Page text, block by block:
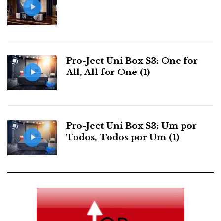
‘A par dos testes quantitativos, foram realizados
extensos testes de audição subjetiva por profissionais
músicos e outros especialistas em audição’, diz-nos a
também ouvem. Como todos nós.
Sejam eles quem forem, fizeram um bom trabalho. A
primeira impressão é de um baixo robusto, tenso
articulado, bem definido e com uma extensão
impressionante, para aí meia se não mesmo uma
oitava abaixo do que é possível com um DAC
mediano.
...um baixo robusto,
tenso, articulado, bem
Pro-Ject Uni Box S3: One for
All, All for One (1)
Pro-Ject Uni Box S3: Um por
Todos, Todos por Um (1)